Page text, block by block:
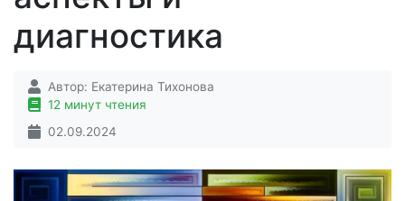
диагностика
Автор: Екатерина Тихонова
12 минут чтения
02.09.2024